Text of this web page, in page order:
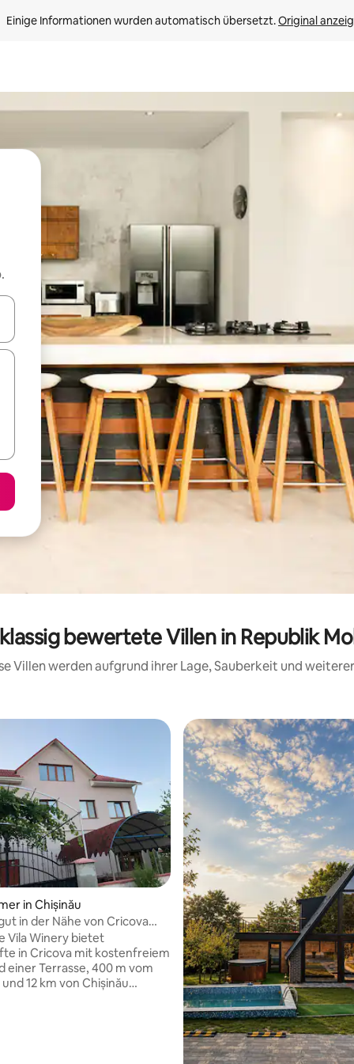
Einige Informationen wurden automatisch übersetzt. Original
Pfeiltasten nach oben und unten oder erkunde die Ergebnisse
bewertete Villen in Republik
Villen werden aufgrund ihrer Lage, Sauberkeit und
3,67 von 5, 3 Bewertungen
in Chișinău
in der Nähe von Cricova
Vila Winery bietet
in Cricova mit kostenfreiem
einer Terrasse, 400 m vom
12 km von Chișinău